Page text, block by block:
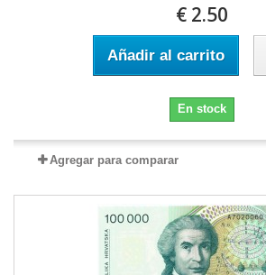
€ 2.50
Añadir al carrito
En stock
Agregar para comparar